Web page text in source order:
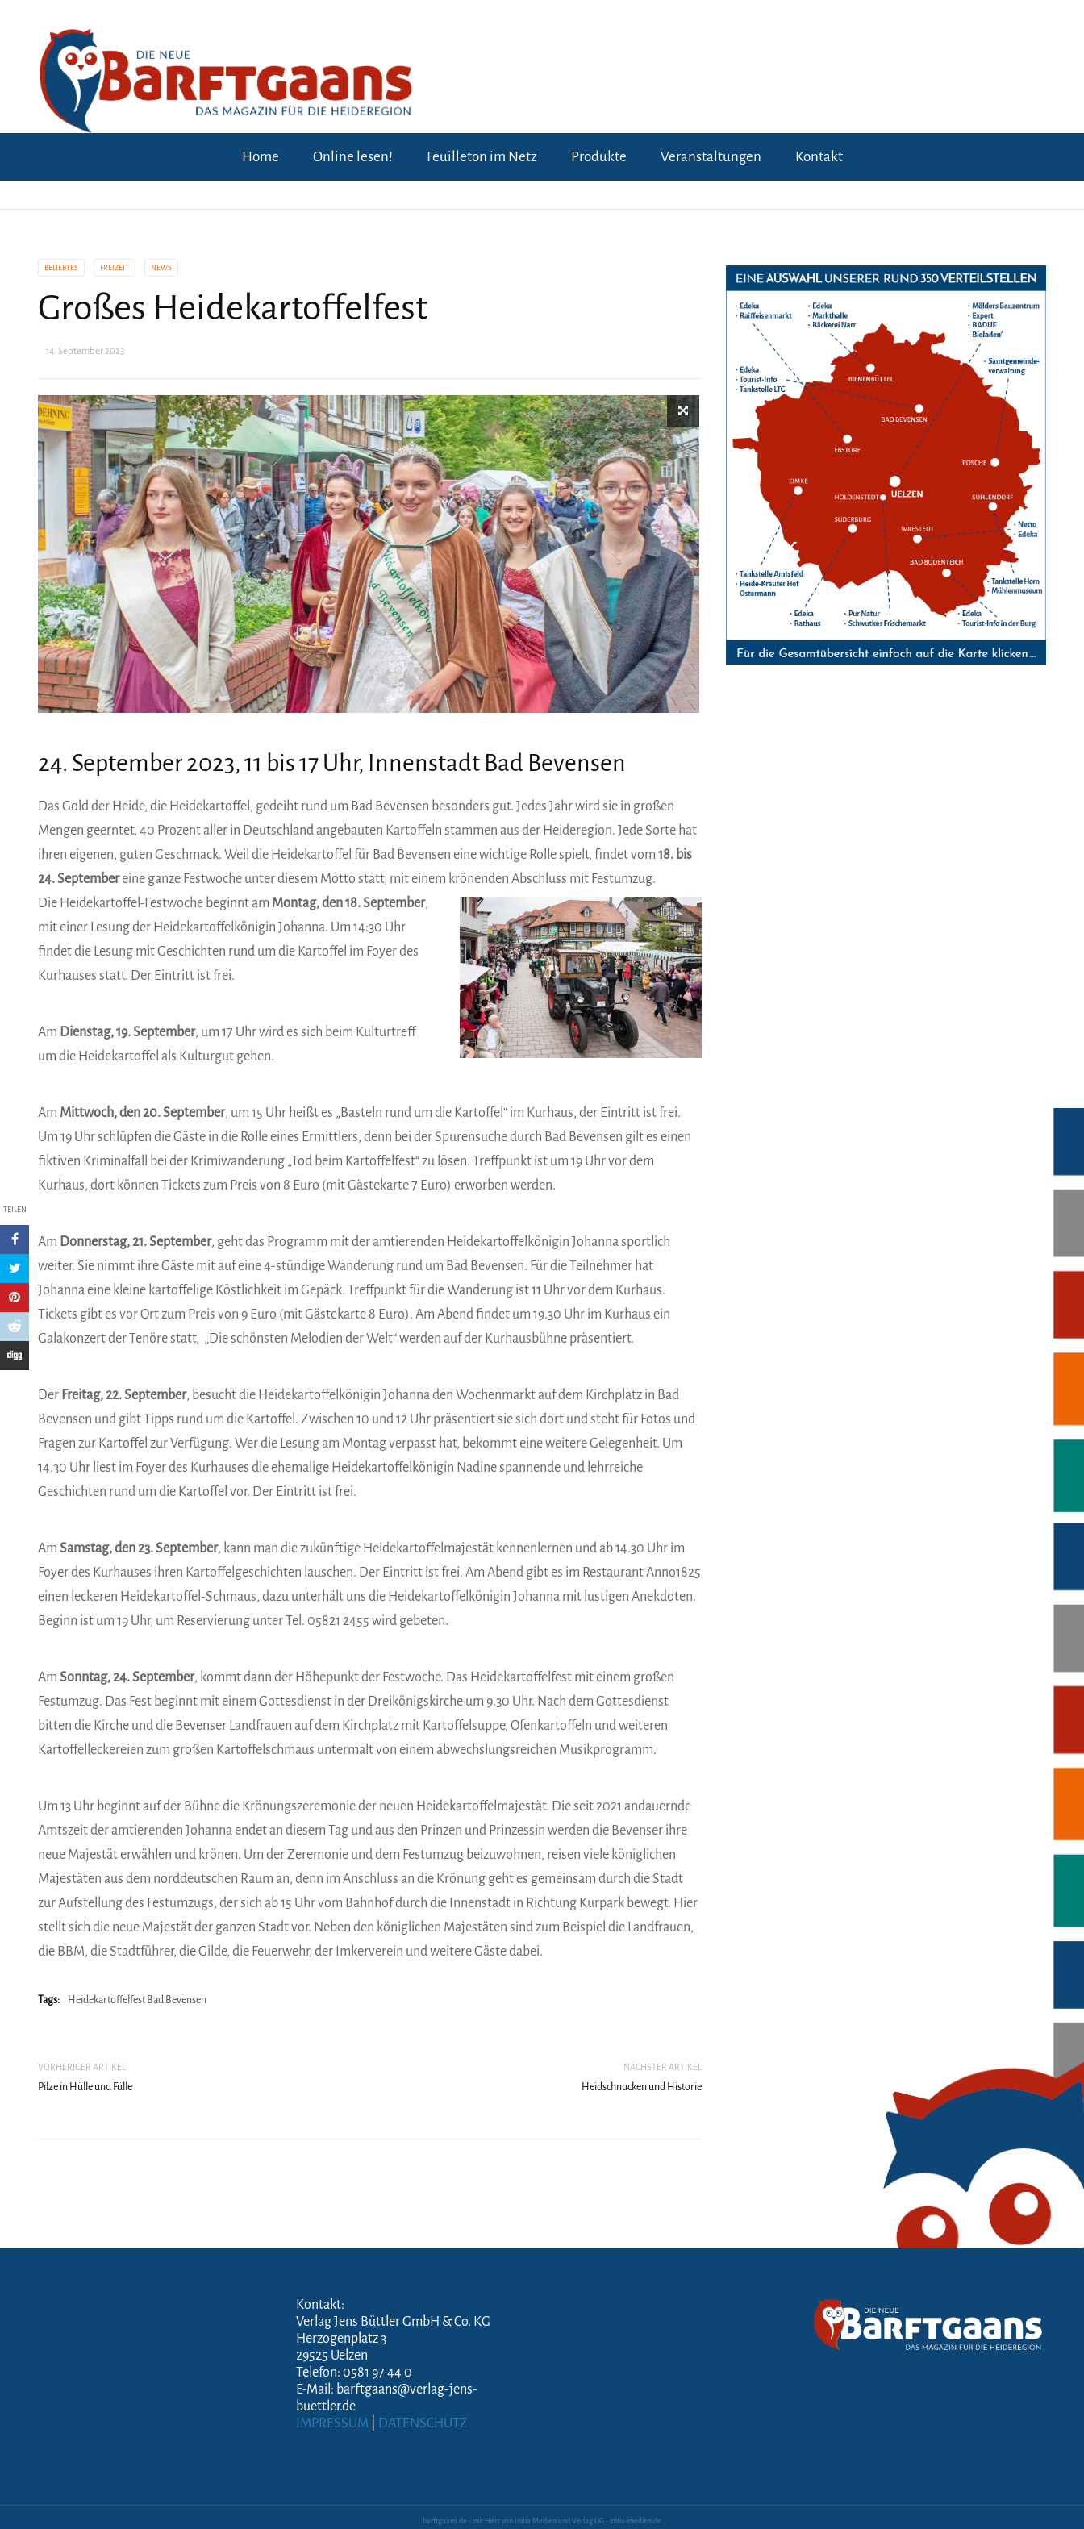
Home Online lesen! Feuilleton im Netz Produkte Veranstaltungen Kontakt
BELIEBTES FREIZEIT NEWS
Großes Heidekartoffelfest
14. September 2023
TEILEN
24. September 2023, 11 bis 17 Uhr, Innenstadt Bad Bevensen
Das Gold der Heide, die Heidekartoffel, gedeiht rund um Bad Bevensen besonders gut. Jedes Jahr wird sie in großen
Mengen geerntet, 40 Prozent aller in Deutschland angebauten Kartoffeln stammen aus der Heideregion. Jede Sorte hat
ihren eigenen, guten Geschmack. Weil die Heidekartoffel für Bad Bevensen eine wichtige Rolle spielt, findet vom 18. bis
24. Septembereine ganze Festwoche unter diesem Motto statt, mit einem krönenden Abschluss mit Festumzug.
Die Heidekartoffel-Festwoche beginnt am Montag, den 18. September,
mit einer Lesung der Heidekartoffelkönigin Johanna. Um 14:30 Uhr
findet die Lesung mit Geschichten rund um die Kartoffel im Foyer des
Kurhauses statt. Der Eintritt ist frei.
Am Dienstag, 19. September, um 17 Uhr wird es sich beim Kulturtreff
um die Heidekartoffel als Kulturgut gehen.
Am Mittwoch, den 20. September, um 15 Uhr heißt es „Basteln rund um die Kartoffel“ im Kurhaus, der Eintritt ist frei.
Um 19 Uhr schlüpfen die Gäste in die Rolle eines Ermittlers, denn bei der Spurensuche durch Bad Bevensen gilt es einen
fiktiven Kriminalfall bei der Krimiwanderung „Tod beim Kartoffelfest“ zu lösen. Treffpunkt ist um 19 Uhr vor dem
Kurhaus, dort können Tickets zum Preis von 8 Euro (mit Gästekarte 7 Euro) erworben werden.
Am Donnerstag, 21. September, geht das Programm mit der amtierenden Heidekartoffelkönigin Johanna sportlich
weiter. Sie nimmt ihre Gäste mit auf eine 4-stündige Wanderung rund um Bad Bevensen. Für die Teilnehmer hat
Johanna eine kleine kartoffelige Köstlichkeit im Gepäck. Treffpunkt für die Wanderung ist 11 Uhr vor dem Kurhaus.
Tickets gibt es vor Ort zum Preis von 9 Euro (mit Gästekarte 8 Euro). Am Abend findet um 19.30 Uhr im Kurhaus ein
Galakonzert der Tenöre statt, „Die schönsten Melodien der Welt“ werden auf der Kurhausbühne präsentiert.
Der Freitag, 22. September, besucht die Heidekartoffelkönigin Johanna den Wochenmarkt auf dem Kirchplatz in Bad
Bevensen und gibt Tipps rund um die Kartoffel. Zwischen 10 und 12 Uhr präsentiert sie sich dort und steht für Fotos und
Fragen zur Kartoffel zur Verfügung. Wer die Lesung am Montag verpasst hat, bekommt eine weitere Gelegenheit. Um
14.30 Uhr liest im Foyer des Kurhauses die ehemalige Heidekartoffelkönigin Nadine spannende und lehrreiche
Geschichten rund um die Kartoffel vor. Der Eintritt ist frei.
Am Samstag, den 23. September, kann man die zukünftige Heidekartoffelmajestät kennenlernen und ab 14.30 Uhr im
Foyer des Kurhauses ihren Kartoffelgeschichten lauschen. Der Eintritt ist frei. Am Abend gibt es im Restaurant Anno1825
einen leckeren Heidekartoffel-Schmaus, dazu unterhält uns die Heidekartoffelkönigin Johanna mit lustigen Anekdoten.
Beginn ist um 19 Uhr, um Reservierung unter Tel. 05821 2455 wird gebeten.
Am Sonntag, 24. September, kommt dann der Höhepunkt der Festwoche. Das Heidekartoffelfest mit einem großen
Festumzug. Das Fest beginnt mit einem Gottesdienst in der Dreikönigskirche um 9.30 Uhr. Nach dem Gottesdienst
bitten die Kirche und die Bevenser Landfrauen auf dem Kirchplatz mit Kartoffelsuppe, Ofenkartoffeln und weiteren
Kartoffelleckereien zum großen Kartoffelschmaus untermalt von einem abwechslungsreichen Musikprogramm.
Um 13 Uhr beginnt auf der Bühne die Krönungszeremonie der neuen Heidekartoffelmajestät. Die seit 2021 andauernde
Amtszeit der amtierenden Johanna endet an diesem Tag und aus den Prinzen und Prinzessin werden die Bevenser ihre
neue Majestät erwählen und krönen. Um der Zeremonie und dem Festumzug beizuwohnen, reisen viele königlichen
Majestäten aus dem norddeutschen Raum an, denn im Anschluss an die Krönung geht es gemeinsam durch die Stadt
zur Aufstellung des Festumzugs, der sich ab 15 Uhr vom Bahnhof durch die Innenstadt in Richtung Kurpark bewegt. Hier
stellt sich die neue Majestät der ganzen Stadt vor. Neben den königlichen Majestäten sind zum Beispiel die Landfrauen,
die BBM, die Stadtführer, die Gilde, die Feuerwehr, der Imkerverein und weitere Gäste dabei.
Tags: Heidekartoffelfest Bad Bevensen
VORHERIGER ARTIKEL
Pilze in Hülle und Fülle
NÄCHSTER ARTIKEL
Heidschnucken und Historie
Kontakt:
Verlag Jens Büttler GmbH & Co. KG
Herzogenplatz 3
29525 Uelzen
Telefon: 0581 97 44 0
E-Mail: barftgaans@verlag-jens-
buettler.de
IMPRESSUM
DATENSCHUTZ
barftgaans.de - mit Herz von Initia Medien und Verlag UG - initia-medien.de